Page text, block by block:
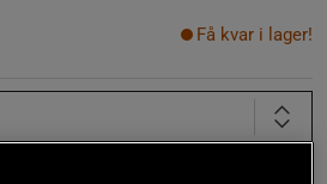
Få kvar i lager!